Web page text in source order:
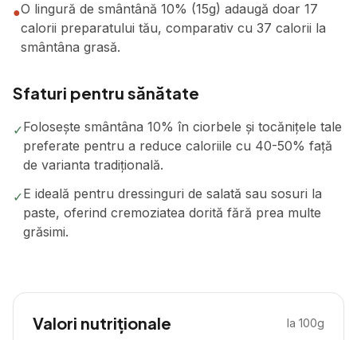
●O lingură de smântână 10% (15g) adaugă doar 17
calorii preparatului tău, comparativ cu 37 calorii la
smântâna grasă.
Sfaturi pentru sănătate
✓Folosește smântâna 10% în ciorbele și tocănițele tale
preferate pentru a reduce caloriile cu 40-50% față
de varianta tradițională.
✓E ideală pentru dressinguri de salată sau sosuri la
paste, oferind cremoziatea dorită fără prea multe
grăsimi.
Valori nutriționale la 100g